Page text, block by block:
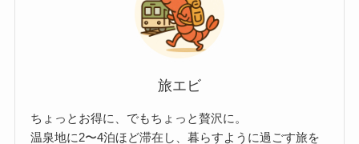
旅エビ
ちょっとお得に、でもちょっと贅沢に。
温泉地に2〜4泊ほど滞在し、暮らすように過ごす旅を